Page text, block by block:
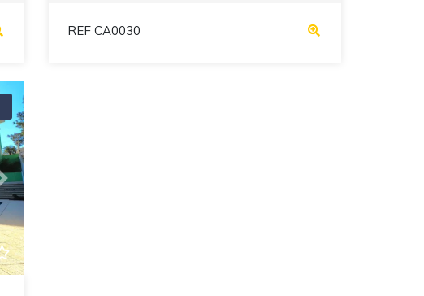
REF CA0030
Next